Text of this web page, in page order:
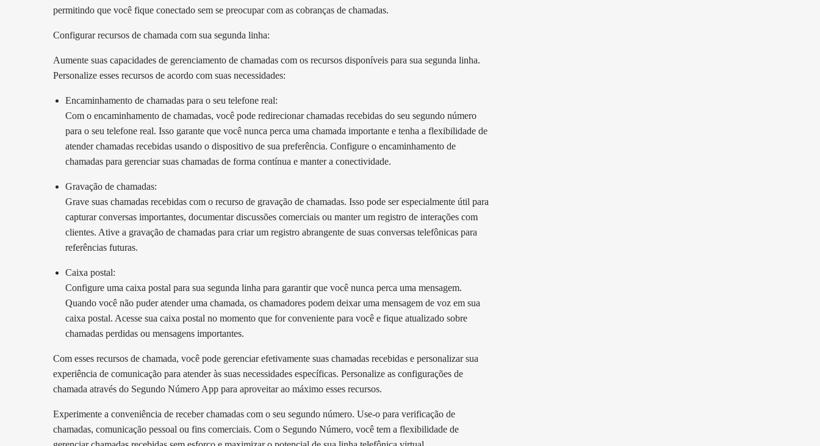
permitindo que você fique conectado sem se preocupar com as cobranças de chamadas.
Configurar recursos de chamada com sua segunda linha:
Aumente suas capacidades de gerenciamento de chamadas com os recursos disponíveis para sua segunda linha.
Personalize esses recursos de acordo com suas necessidades:
Encaminhamento de chamadas para o seu telefone real:
Com o encaminhamento de chamadas, você pode redirecionar chamadas recebidas do seu segundo número
para o seu telefone real. Isso garante que você nunca perca uma chamada importante e tenha a flexibilidade de
atender chamadas recebidas usando o dispositivo de sua preferência. Configure o encaminhamento de
chamadas para gerenciar suas chamadas de forma contínua e manter a conectividade.
Gravação de chamadas:
Grave suas chamadas recebidas com o recurso de gravação de chamadas. Isso pode ser especialmente útil para
capturar conversas importantes, documentar discussões comerciais ou manter um registro de interações com
clientes. Ative a gravação de chamadas para criar um registro abrangente de suas conversas telefônicas para
referências futuras.
Caixa postal:
Configure uma caixa postal para sua segunda linha para garantir que você nunca perca uma mensagem.
Quando você não puder atender uma chamada, os chamadores podem deixar uma mensagem de voz em sua
caixa postal. Acesse sua caixa postal no momento que for conveniente para você e fique atualizado sobre
chamadas perdidas ou mensagens importantes.
Com esses recursos de chamada, você pode gerenciar efetivamente suas chamadas recebidas e personalizar sua
experiência de comunicação para atender às suas necessidades específicas. Personalize as configurações de
chamada através do Segundo Número App para aproveitar ao máximo esses recursos.
Experimente a conveniência de receber chamadas com o seu segundo número. Use-o para verificação de
chamadas, comunicação pessoal ou fins comerciais. Com o Segundo Número, você tem a flexibilidade de